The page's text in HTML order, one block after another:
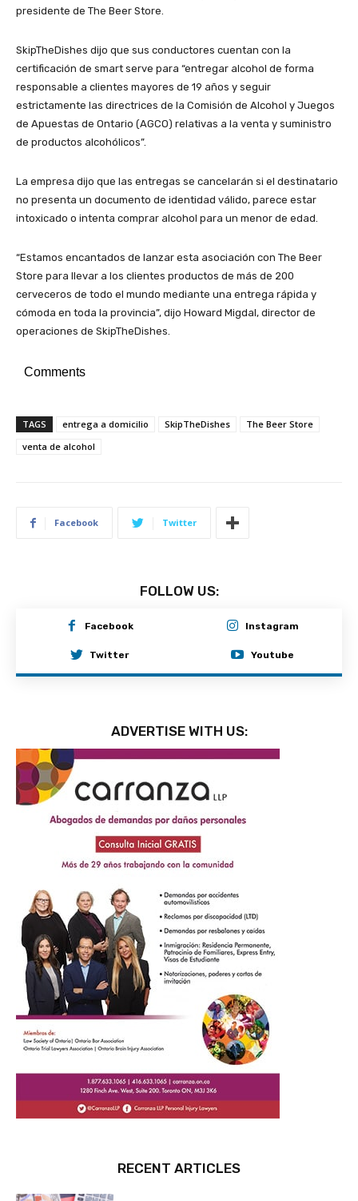
presidente de The Beer Store.
SkipTheDishes dijo que sus conductores cuentan con la
certificación de smart serve para “entregar alcohol de forma
responsable a clientes mayores de 19 años y seguir
estrictamente las directrices de la Comisión de Alcohol y Juegos
de Apuestas de Ontario (AGCO) relativas a la venta y suministro
de productos alcohólicos”.
La empresa dijo que las entregas se cancelarán si el destinatario
no presenta un documento de identidad válido, parece estar
intoxicado o intenta comprar alcohol para un menor de edad.
“Estamos encantados de lanzar esta asociación con The Beer
Store para llevar a los clientes productos de más de 200
cerveceros de todo el mundo mediante una entrega rápida y
cómoda en toda la provincia”, dijo Howard Migdal, director de
operaciones de SkipTheDishes.
Comments
TAGS entrega a domicilio SkipTheDishes
The Beer Store
venta de alcohol
Facebook Twitter
FOLLOW US:
Facebook Instagram
Twitter Youtube
ADVERTISE WITH US:
RECENT ARTICLES